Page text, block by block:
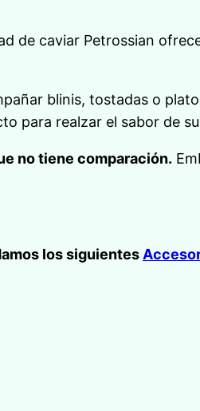
de caviar Petrossian
blinis, tostadas o
para realzar el sabor de
no tiene comparación.
los siguientes